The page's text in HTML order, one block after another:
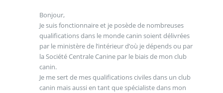
Bonjour,
Je suis fonctionnaire et je posède de nombreuses
qualifications dans le monde canin soient délivrées
par le ministère de l’intérieur d’où je dépends ou par
la Société Centrale Canine par le biais de mon club
canin.
Je me sert de mes qualifications civiles dans un club
canin mais aussi en tant que spécialiste dans mon